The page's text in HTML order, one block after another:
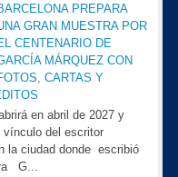
PREPARA
GRAN MUESTRA POR
CENTENARIO DE
MÁRQUEZ CON
CARTAS Y
en abril de 2027 y
del escritor
la ciudad donde escribió
G...